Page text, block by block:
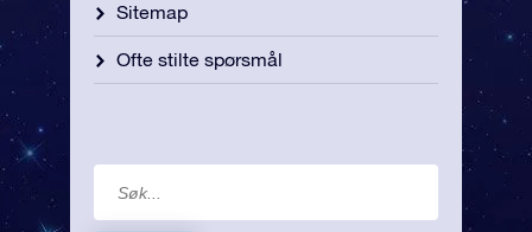
Sitemap
Ofte stilte spørsmål